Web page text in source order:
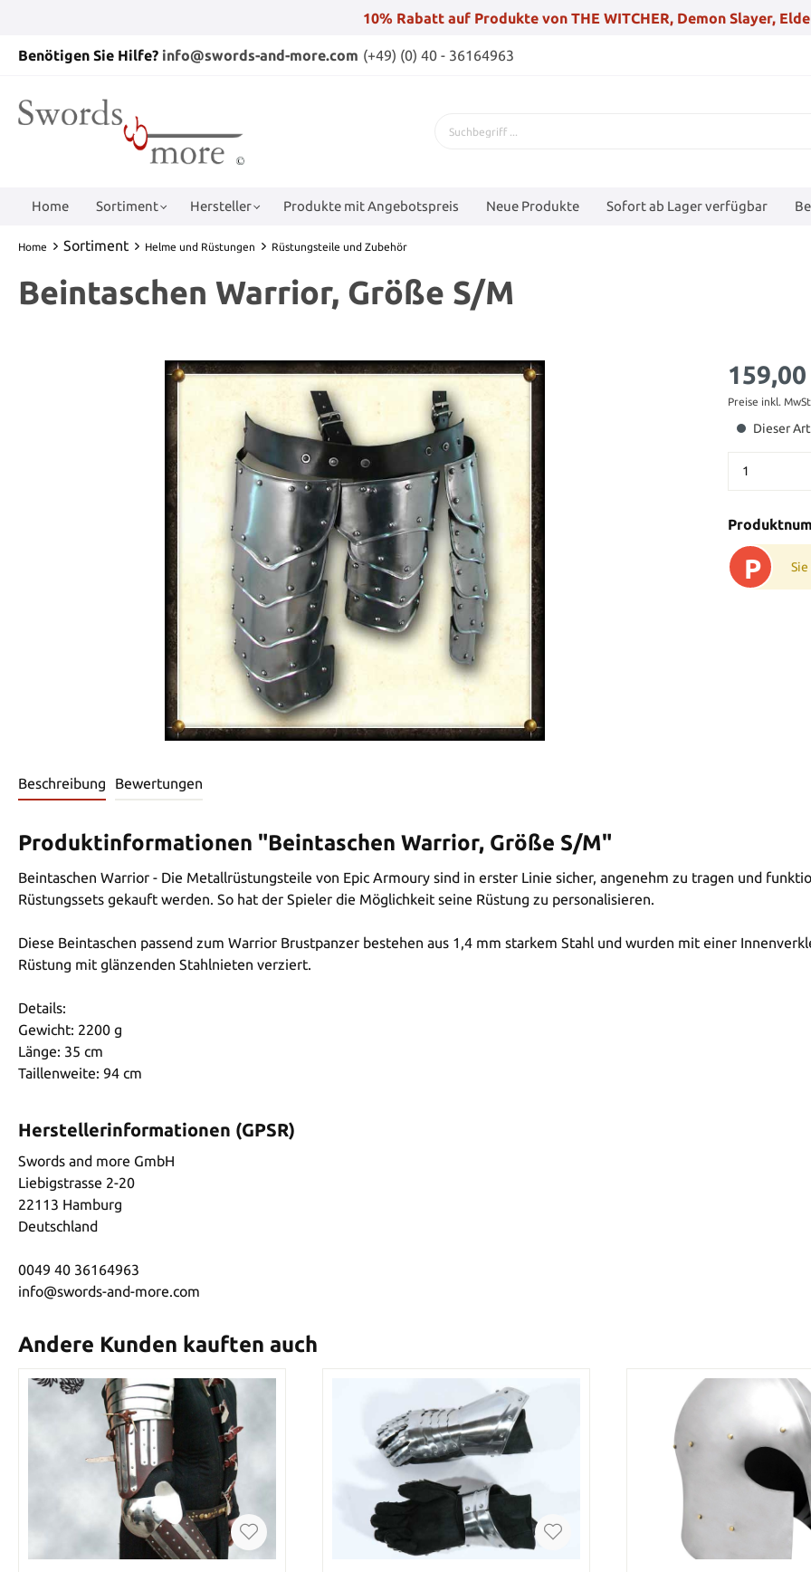
10% Rabatt auf Produkte von THE WITCHER, Demon Slayer,
Benötigen Sie Hilfe? info@swords-and-more.com (+49) (0) 40 - 36164963
Home Sortiment Hersteller Produkte mit Angebotspreis Neue Produkte Sofort ab Lager verfügbar
Home Sortiment Helme und Rüstungen Rüstungsteile und Zubehör
Beintaschen Warrior, Größe S/M
Preise inkl.
Dieser
P
Beschreibung Bewertungen
Produktinformationen "Beintaschen Warrior, Größe S/M"
Beintaschen Warrior - Die Metallrüstungsteile von Epic Armoury sind in erster Linie sicher, angenehm zu tragen und
Rüstungssets gekauft werden. So hat der Spieler die Möglichkeit seine Rüstung zu personalisieren.
Diese Beintaschen passend zum Warrior Brustpanzer bestehen aus 1,4 mm starkem Stahl und wurden mit einer
Rüstung mit glänzenden Stahlnieten verziert.
Details:
Gewicht: 2200 g
Länge: 35 cm
Taillenweite: 94 cm
Herstellerinformationen (GPSR)
Swords and more GmbH
Liebigstrasse 2-20
22113 Hamburg
Deutschland
0049 40 36164963
info@swords-and-more.com
Andere Kunden kauften auch